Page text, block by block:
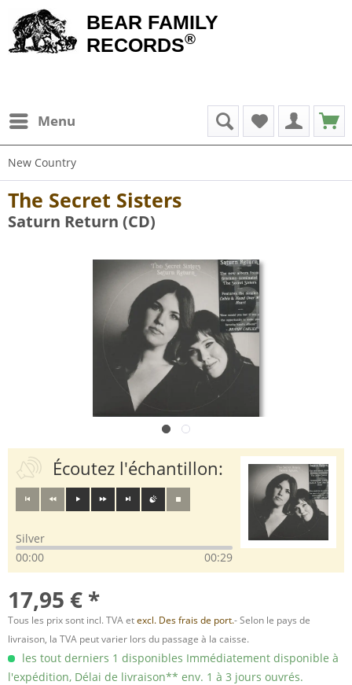
BEAR FAMILY
RECORDS®
Menu
New Country
The Secret Sisters
Saturn Return (CD)
Écoutez l'échantillon:
Silver
00:00
00:29
17,95 € *
Tous les prix sont incl. TVA etexcl. Des frais de port.- Selon le pays de
livraison, la TVA peut varier lors du passage à la caisse.
les tout derniers 1 disponibles Immédiatement disponible à
l'expédition, Délai de livraison** env. 1 à 3 jours ouvrés.